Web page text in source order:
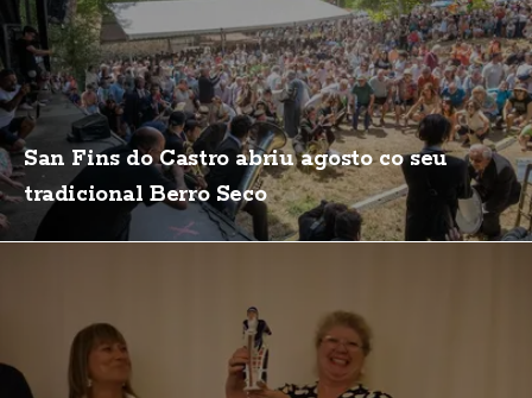
San Fins do Castro abriu agosto co seu
tradicional Berro Seco